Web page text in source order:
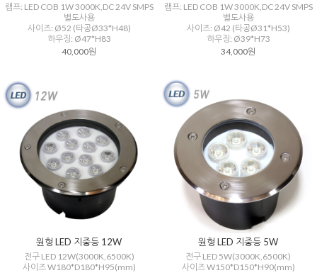
램프: LED COB 1W 3000K,DC 24V SMPS
별도사용
사이즈: Ø52 (타공Ø33*H48)
하우징: Ø47*H83
40,000원
램프: LED COB 1W 3000K,DC 24V SMPS
별도사용
사이즈: Ø42 (타공Ø31*H53)
하우징: Ø39*H73
34,000원
원형 LED 지중등 12W
전구 LED 12W(3000K,6500K)
사이즈 W180*D180*H95(mm)
원형 LED 지중등 5W
전구 LED 5W(3000K,6500K)
사이즈 W150*D150*H90(mm)